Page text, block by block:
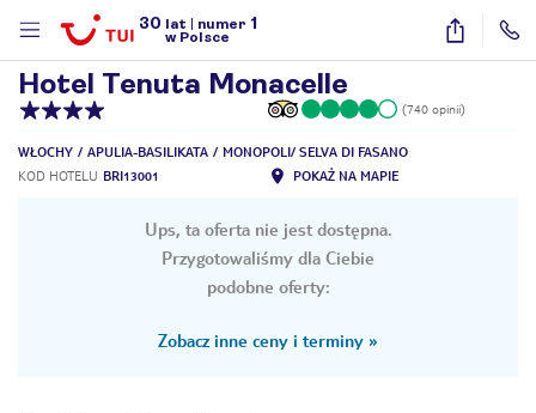
30 lat numer 1
w Polsce
7
Hotel Tenuta Monacelle
(740 opinii)
WŁOCHY APULIA-BASILIKATA
MONOPOLI/ SELVA DI FASANO
KOD HOTELU BRI13001 POKAŻ NA MAPIE
Ups, ta oferta nie jest dostępna.
Przygotowaliśmy dla Ciebie
podobne oferty:
Zobacz inne ceny i terminy »